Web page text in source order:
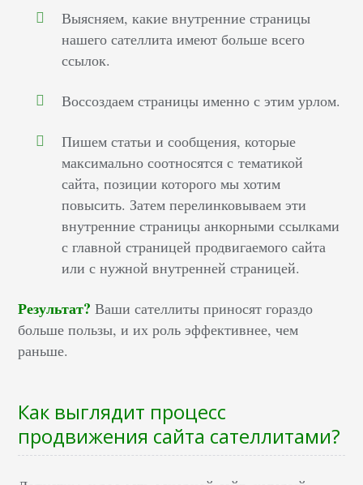
Выясняем, какие внутренние страницы
нашего сателлита имеют больше всего
ссылок.
Воссоздаем страницы именно с этим урлом.
Пишем статьи и сообщения, которые
максимально соотносятся с тематикой
сайта, позиции которого мы хотим
повысить. Затем перелинковываем эти
внутренние страницы анкорными ссылками
с главной страницей продвигаемого сайта
или с нужной внутренней страницей.
Результат? Ваши сателлиты приносят гораздо
больше пользы, и их роль эффективнее, чем
раньше.
Как выглядит процесс
продвижения сайта сателлитами?